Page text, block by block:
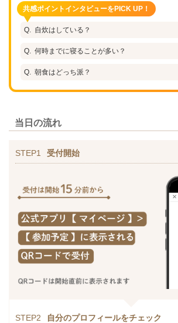
共感ポイントインタビューをPICK UP！
自炊はしている？
何時までに寝ることが多い？
朝食はどっち派？
当日の流れ
STEP1 受付開始
STEP2 自分のプロフィールをチェック